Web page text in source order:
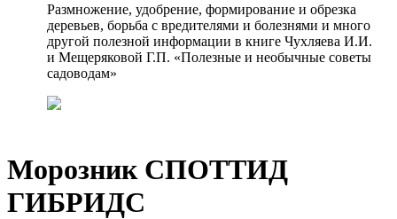
Размножение, удобрение, формирование и обрезка
деревьев, борьба с вредителями и болезнями и много
другой полезной информации в книге Чухляева И.И.
и Мещеряковой Г.П. «Полезные и необычные советы
садоводам»
Морозник СПОТТИД
ГИБРИДС